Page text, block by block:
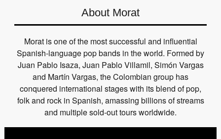
About Morat
Morat is one of the most successful and influential
Spanish-language pop bands in the world. Formed by
Juan Pablo Isaza, Juan Pablo Villamil, Simón Vargas
and Martín Vargas, the Colombian group has
conquered international stages with its blend of pop,
folk and rock in Spanish, amassing billions of streams
and multiple sold-out tours worldwide.